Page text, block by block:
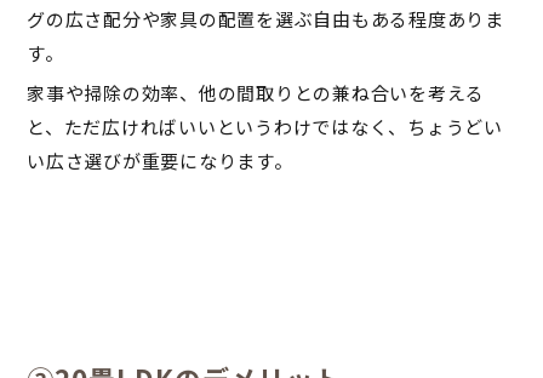
グの広さ配分や家具の配置を選ぶ自由もある程度ありま
す。
家事や掃除の効率、他の間取りとの兼ね合いを考える
と、ただ広ければいいというわけではなく、ちょうどい
い広さ選びが重要になります。